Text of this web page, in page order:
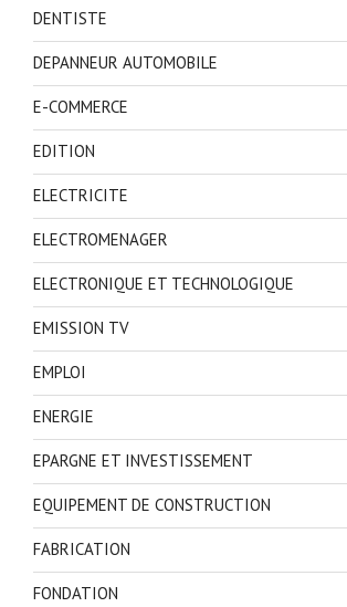
DENTISTE
DEPANNEUR AUTOMOBILE
E-COMMERCE
EDITION
ELECTRICITE
ELECTROMENAGER
ELECTRONIQUE ET TECHNOLOGIQUE
EMISSION TV
EMPLOI
ENERGIE
EPARGNE ET INVESTISSEMENT
EQUIPEMENT DE CONSTRUCTION
FABRICATION
FONDATION